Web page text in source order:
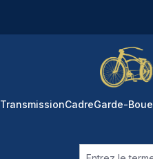
TransmissionCadreGarde-Boue